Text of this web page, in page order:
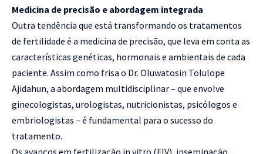
Medicina de precisão e abordagem integrada
Outra tendência que está transformando os tratamentos
de fertilidade é a medicina de precisão, que leva em conta as
características genéticas, hormonais e ambientais de cada
paciente. Assim como frisa o Dr. Oluwatosin Tolulope
Ajidahun, a abordagem multidisciplinar – que envolve
ginecologistas, urologistas, nutricionistas, psicólogos e
embriologistas – é fundamental para o sucesso do
tratamento.